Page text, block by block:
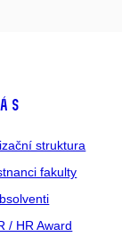
struktura
fakulty
/ HR Award